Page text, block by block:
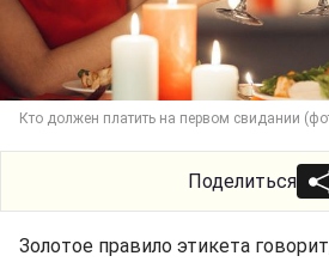
Кто должен платить на первом свидании
Поделиться
Золотое правило этикета